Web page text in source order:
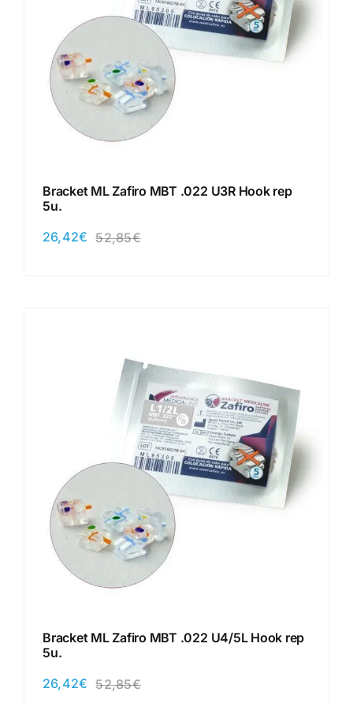
Bracket ML Zafiro MBT .022 U3R Hook rep
5u.
52,85€El
26,42€
El
Bracket ML Zafiro MBT .022 U4/5L Hook rep
5u.
52,85€El
26,42€
El